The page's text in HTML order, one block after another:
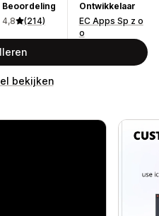
Beoordeling
4,8
(214)
Ontwikkelaar
EC Apps Sp z o
o
bekijken